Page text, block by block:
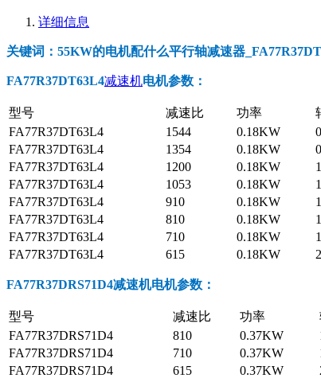
详细信息
关键词：55KW的电机配什么平行轴减速器
FA77R37DT63L4减速机电机参数 ：
型号 减速比 功率
FA77R37DT63L4
1544 0.18KW
FA77R37DT63L4
1354 0.18KW
FA77R37DT63L4
1200 0.18KW
FA77R37DT63L4
1053 0.18KW
FA77R37DT63L4
910 0.18KW
FA77R37DT63L4
810 0.18KW
FA77R37DT63L4
710 0.18KW
FA77R37DT63L4
615 0.18KW
FA77R37DRS71D4减速机电机参数 ：
型号 减速比 功率
FA77R37DRS71D4
810 0.37KW
FA77R37DRS71D4
710 0.37KW
FA77R37DRS71D4
615 0.37KW